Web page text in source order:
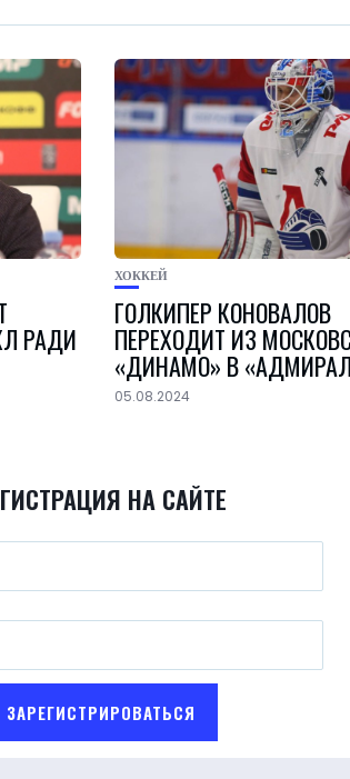
РАДИ
ХОККЕЙ
ГОЛКИПЕР КОНОВАЛОВ
ПЕРЕХОДИТ ИЗ
«ДИНАМО» В
05.08.2024
НА САЙТЕ
ЗАРЕГИСТРИРОВАТЬСЯ